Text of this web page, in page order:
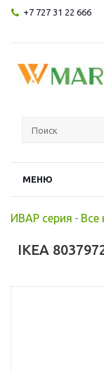
+7 727 31 22 666
МЕНЮ
ИВАР серия - Все
IKEA